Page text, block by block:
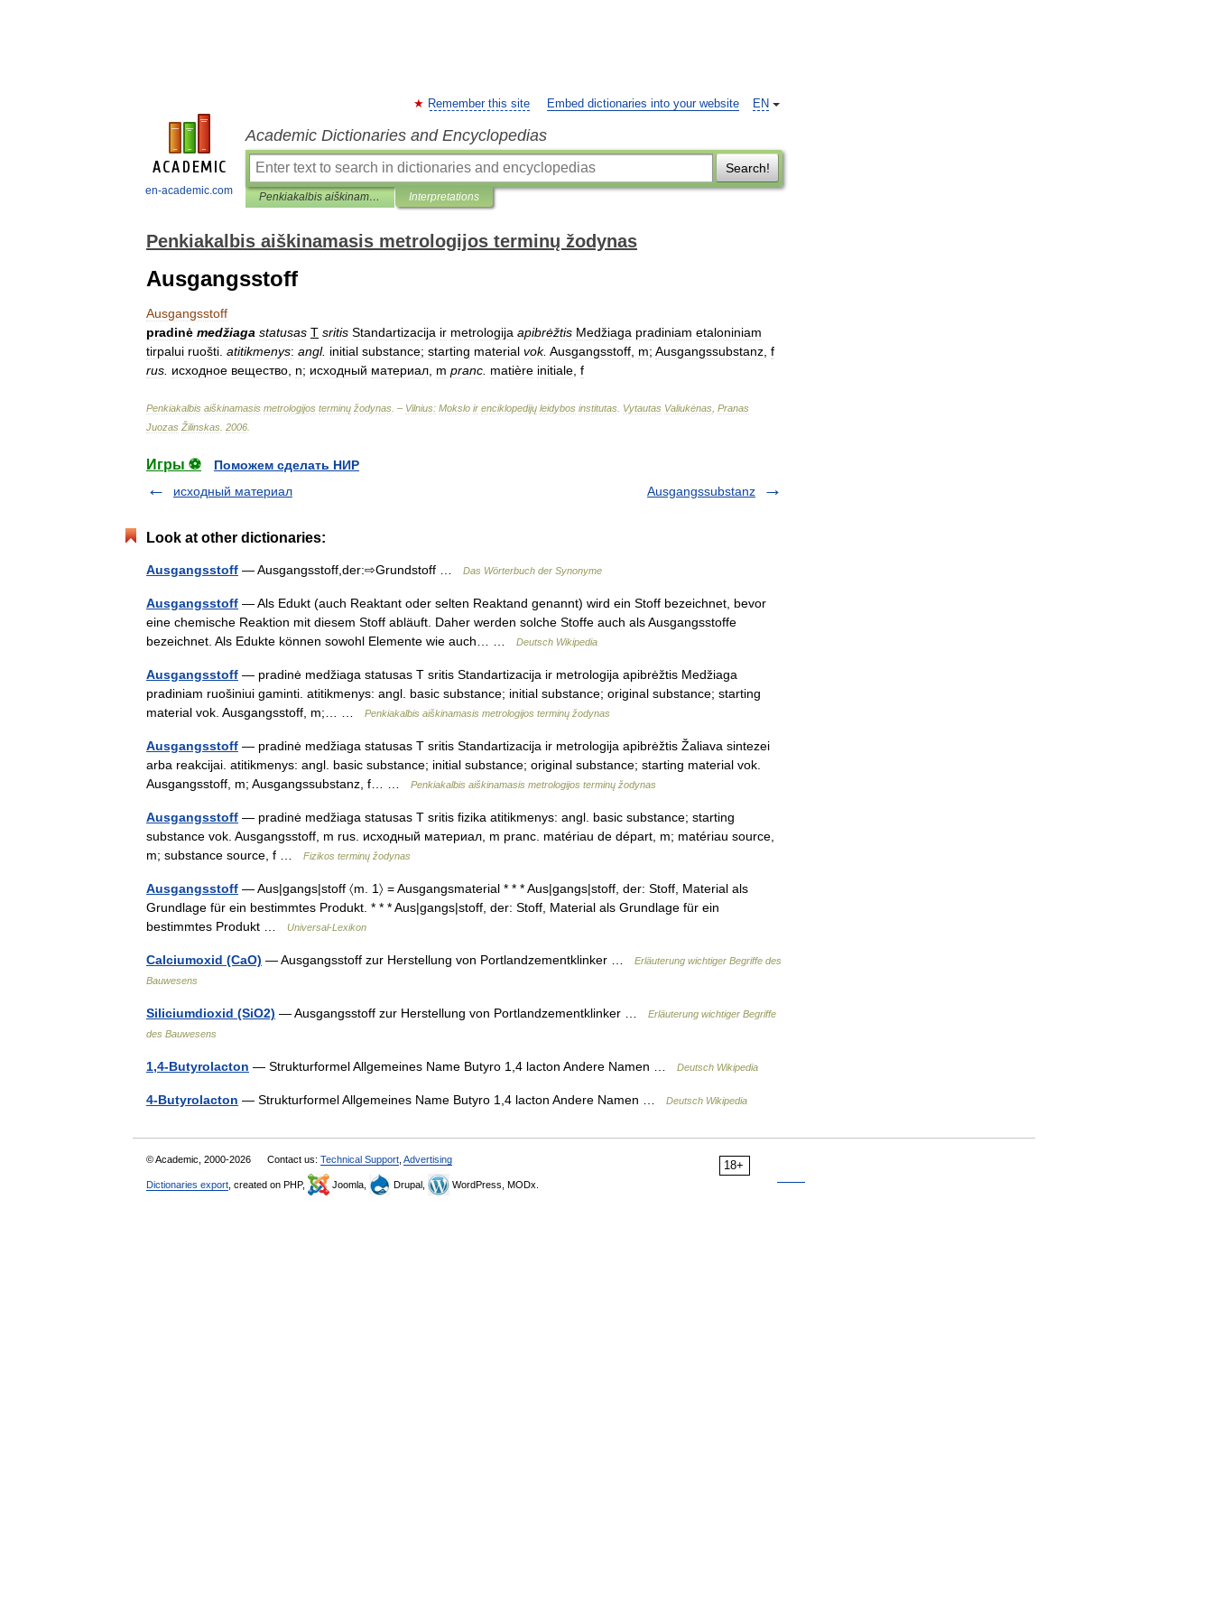
en-academic.com
EN
Remember this site Embed dictionaries into your website
Academic Dictionaries and Encyclopedias
Search!
Penkiakalbis aiškinamasis metrologijos terminų žodynas Interpretations
Penkiakalbis aiškinamasis metrologijos terminų žodynas
Ausgangsstoff
Ausgangsstoff
pradinė medžiaga statusas T sritis Standartizacija ir metrologija apibrėžtis Medžiaga pradiniam etaloniniam
tirpalui ruošti atitikmenys: angl. initial substance; starting material vok. Ausgangsstoff m; Ausgangssubstanz f
rus исходное вещество n; исходный материал m pranc matière initiale f
Penkiakalbis aiškinamasis metrologijos terminų žodynas . – Vilnius: Mokslo ir enciklopedijų leidybos institutas Vytautas Valiukėnas Pranas
Juozas Žilinskas 2006
Игры ⚽
Поможем сделать НИР
исходный материал
Ausgangssubstanz
Look at other dictionaries:
Ausgangsstoff — Ausgangsstoff,der:⇨Grundstoff … Das Wörterbuch der Synonyme
Ausgangsstoff — Als Edukt (auch Reaktant oder selten Reaktand genannt) wird ein Stoff bezeichnet, bevor
eine chemische Reaktion mit diesem Stoff abläuft. Daher werden solche Stoffe auch als Ausgangsstoffe
bezeichnet. Als Edukte können sowohl Elemente wie auch… …
Deutsch Wikipedia
Ausgangsstoff — pradinė medžiaga statusas T sritis Standartizacija ir metrologija apibrėžtis Medžiaga
pradiniam ruošiniui gaminti. atitikmenys: angl. basic substance; initial substance; original substance; starting
material vok. Ausgangsstoff, m;… …
Penkiakalbis aiškinamasis metrologijos terminų žodynas
Ausgangsstoff — pradinė medžiaga statusas T sritis Standartizacija ir metrologija apibrėžtis Žaliava sintezei
arba reakcijai. atitikmenys: angl. basic substance; initial substance; original substance; starting material vok.
Ausgangsstoff, m; Ausgangssubstanz, f… …
Penkiakalbis aiškinamasis metrologijos terminų žodynas
Ausgangsstoff — pradinė medžiaga statusas T sritis fizika atitikmenys: angl. basic substance; starting
substance vok. Ausgangsstoff, m rus. исходный материал, m pranc. matériau de départ, m; matériau source,
m; substance source, f …
Fizikos terminų žodynas
Ausgangsstoff — Aus|gangs|stoff 〈m. 1〉 = Ausgangsmaterial * * * Aus|gangs|stoff, der: Stoff, Material als
Grundlage für ein bestimmtes Produkt. * * * Aus|gangs|stoff, der: Stoff, Material als Grundlage für ein
bestimmtes Produkt …
Universal-Lexikon
Calciumoxid (CaO) — Ausgangsstoff zur Herstellung von Portlandzementklinker …
Erläuterung wichtiger Begriffe des
Bauwesens
Siliciumdioxid (SiO2) — Ausgangsstoff zur Herstellung von Portlandzementklinker …
Erläuterung wichtiger Begriffe
des Bauwesens
1,4-Butyrolacton — Strukturformel Allgemeines Name Butyro 1,4 lacton Andere Namen … Deutsch Wikipedia
4-Butyrolacton — Strukturformel Allgemeines Name Butyro 1,4 lacton Andere Namen … Deutsch Wikipedia
18+
© Academic, 2000-2026 Contact us: Technical Support Advertising
Dictionaries export , created on PHP, Joomla, Drupal, WordPress, MODx.